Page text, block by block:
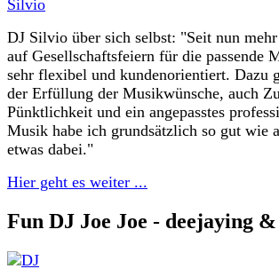
DJ Silvio über sich selbst: "Seit nun
auf Gesellschaftsfeiern für die passende
sehr flexibel und kundenorientiert. Dazu
der Erfüllung der Musikwünsche, auch
Pünktlichkeit und ein angepasstes
Musik habe ich grundsätzlich so gut wie
etwas dabei."
Hier geht es weiter ...
Fun DJ Joe Joe - deejaying